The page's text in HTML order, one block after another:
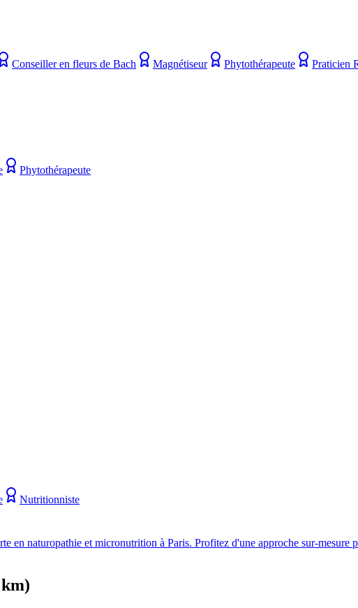
Conseiller en fleurs de Bach Magnétiseur Phytothérapeute
Praticien
Phytothérapeute
Nutritionniste
en naturopathie et micronutrition à Paris. Profitez d'une approche sur-